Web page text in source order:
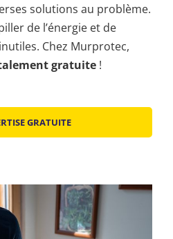
solutions au problème.
de l’énergie et de
Chez Murprotec,
gratuite !
GRATUITE